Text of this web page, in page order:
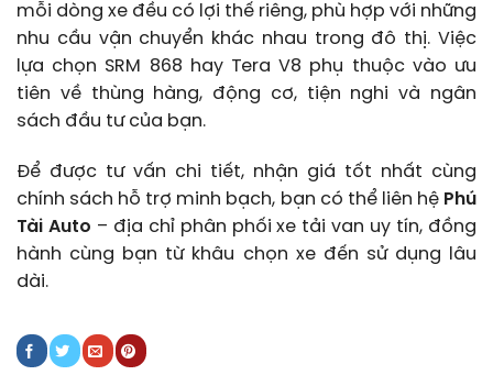
mỗi dòng xe đều có lợi thế riêng, phù hợp với những
nhu cầu vận chuyển khác nhau trong đô thị. Việc
lựa chọn SRM 868 hay Tera V8 phụ thuộc vào ưu
tiên về thùng hàng, động cơ, tiện nghi và ngân
sách đầu tư của bạn.
Để được tư vấn chi tiết, nhận giá tốt nhất cùng
chính sách hỗ trợ minh bạch, bạn có thể liên hệ Phú
Tài Auto – địa chỉ phân phối xe tải van uy tín, đồng
hành cùng bạn từ khâu chọn xe đến sử dụng lâu
dài.